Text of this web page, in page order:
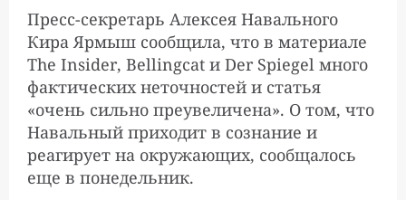
исследующей пробы
биоматериала
Навального?
12:44:00
Spiegel: следы яда
остались на бутылке,
которой Навальный
пользовался в поездке
Пресс-секретарь Алексея Навального
Кира Ярмыш сообщила, что в материале
The Insider, Bellingcat и Der Spiegel много
фактических неточностей и статья
«очень сильно преувеличена». О том, что
Навальный приходит в сознание и
реагирует на окружающих, сообщалось
еще в понедельник.